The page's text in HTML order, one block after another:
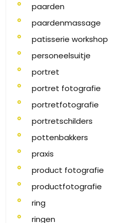
paarden
paardenmassage
patisserie workshop
personeelsuitje
portret
portret fotografie
portretfotografie
portretschilders
pottenbakkers
praxis
product fotografie
productfotografie
ring
ringen